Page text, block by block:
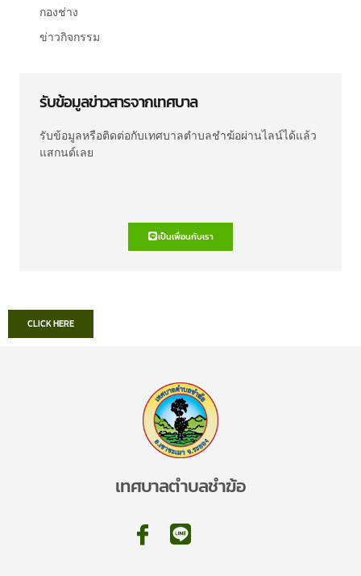
กองช่าง
ข่าวกิจกรรม
รับข้อมูลข่าวสารจากเทศบาล
รับข้อมูลหรือติดต่อกับเทศบาลตำบลชำฆ้อผ่านไลน์ได้แล้ว
แสกนด์เลย
เป็นเพื่อนกับเรา
CLICK HERE
เทศบาลตำบลชำฆ้อ